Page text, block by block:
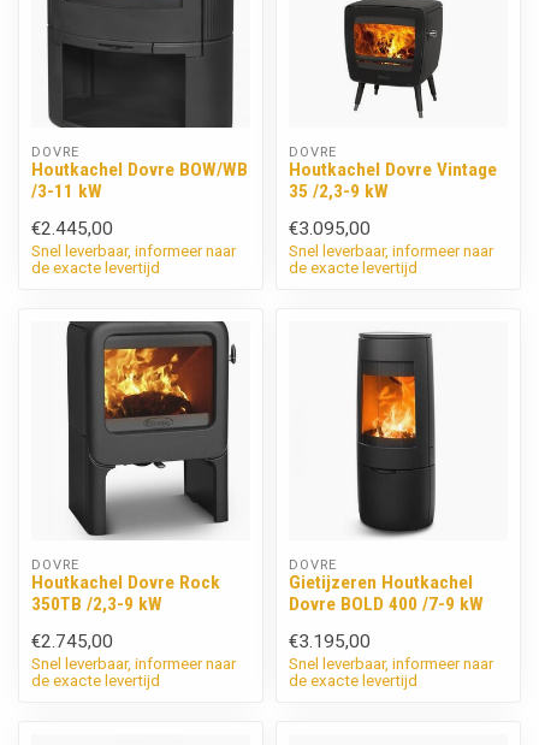
DOVRE
Houtkachel Dovre BOW/WB
/3-11 kW
€2.445,00
Snel leverbaar, informeer naar
de exacte levertijd
DOVRE
Houtkachel Dovre Vintage
35 /2,3-9 kW
€3.095,00
Snel leverbaar, informeer naar
de exacte levertijd
DOVRE
Houtkachel Dovre Rock
350TB /2,3-9 kW
€2.745,00
Snel leverbaar, informeer naar
de exacte levertijd
DOVRE
Gietijzeren Houtkachel
Dovre BOLD 400 /7-9 kW
€3.195,00
Snel leverbaar, informeer naar
de exacte levertijd